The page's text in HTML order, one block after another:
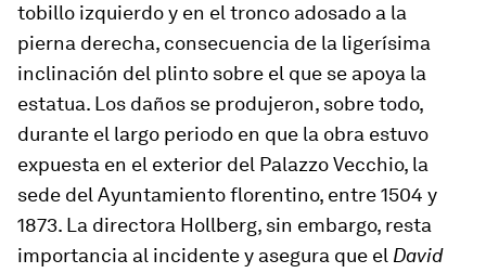
tobillo izquierdo y en el tronco adosado a la
pierna derecha, consecuencia de la ligerísima
inclinación del plinto sobre el que se apoya la
estatua. Los daños se produjeron, sobre todo,
durante el largo periodo en que la obra estuvo
expuesta en el exterior del Palazzo Vecchio, la
sede del Ayuntamiento florentino, entre 1504 y
1873. La directora Hollberg, sin embargo, resta
importancia al incidente y asegura que el David